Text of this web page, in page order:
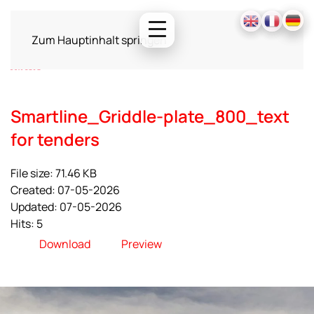
Zum Hauptinhalt springen
Smartline_Griddle-plate_800_text
for tenders
File size: 71.46 KB
Created: 07-05-2026
Updated: 07-05-2026
Hits: 5
Download
Preview